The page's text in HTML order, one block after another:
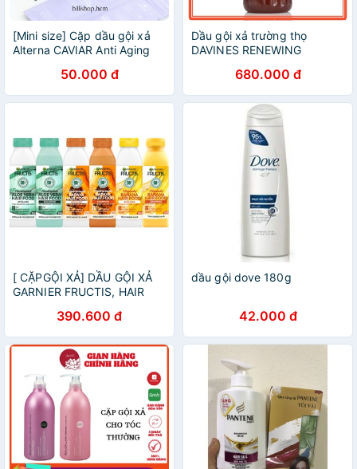
[Mini size] Cặp dầu gội xả
Alterna CAVIAR Anti Aging
50.000 đ
Dầu gội xả trường thọ
DAVINES RENEWING
680.000 đ
[ CẶPGỘI XẢ] DẦU GỘI XẢ
GARNIER FRUCTIS, HAIR
NỘI ĐỊA ĐỨC390.600 đ
dầu gội dove 180g
42.000 đ